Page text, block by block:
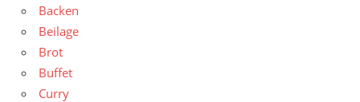
Backen
Beilage
Brot
Buffet
Curry